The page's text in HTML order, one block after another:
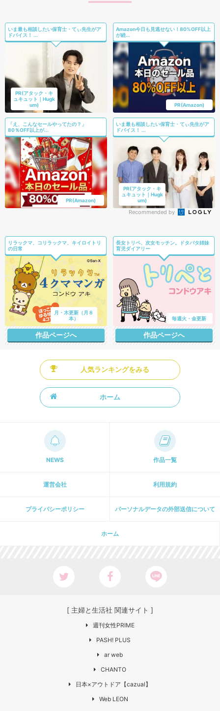
いま最も相談したい保育士・てぃ先生がア
ドバイス！ ...
PR(アタック・キ
ュキュット｜Hugk
um)
Amazon今日も見逃せない！80%OFF以上
が続...
PR(Amazon)
「え、こんなセールやってたの？」
80％OFF以上が...
PR(Amazon)
いま最も相談したい保育士・てぃ先生がア
ドバイス！ ...
PR(アタック・キ
ュキュット｜Hugk
um)
Recommended by
リラックマ、コリラックマ、キイロイトリ
の日常
月・木更新（月８
本）
作品ページへ
長女トリペ、次女モッチン。ドタバタ姉妹
育児ダイアリー
毎週火・金更新
作品ページへ
人気ランキングをみる
ホーム
NEWS 作品一覧
運営会社 利用規約
プライパシーポリシー パーソナルデータの外部送信について
ホーム
[ 主婦と生活社 関連サイト ]
週刊女性PRIME
PASH! PLUS
ar web
CHANTO
日本×アウトドア【cazual】
Web LEON